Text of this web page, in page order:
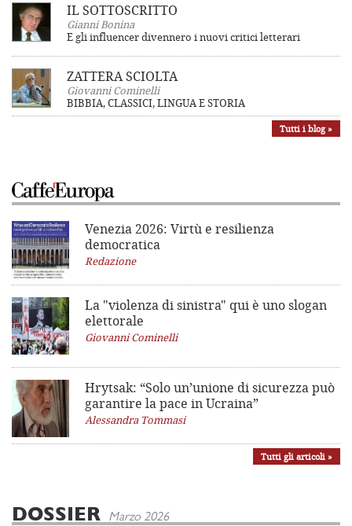
IL SOTTOSCRITTO
Gianni Bonina
E gli influencer divennero i nuovi critici letterari
ZATTERA SCIOLTA
Giovanni Cominelli
BIBBIA, CLASSICI, LINGUA E STORIA
Tutti i blog »
Venezia 2026: Virtù e resilienza
democratica
Redazione
La "violenza di sinistra" qui è uno slogan
elettorale
Giovanni Cominelli
Hrytsak: “Solo un’unione di sicurezza può
garantire la pace in Ucraina”
Alessandra Tommasi
Tutti gli articoli »
DOSSIER Marzo 2026